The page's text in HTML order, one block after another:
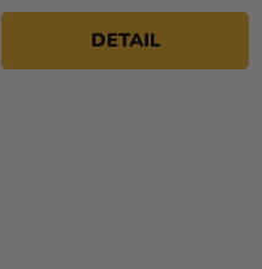
DETAIL